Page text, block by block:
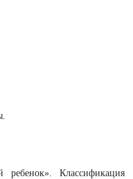
ребенок». Классификация